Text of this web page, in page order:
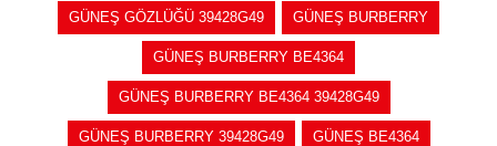
GÜNEŞ GÖZLÜĞÜ 39428G49 GÜNEŞ BURBERRY
GÜNEŞ BURBERRY BE4364
GÜNEŞ BURBERRY BE4364 39428G49
GÜNEŞ BURBERRY 39428G49 GÜNEŞ BE4364